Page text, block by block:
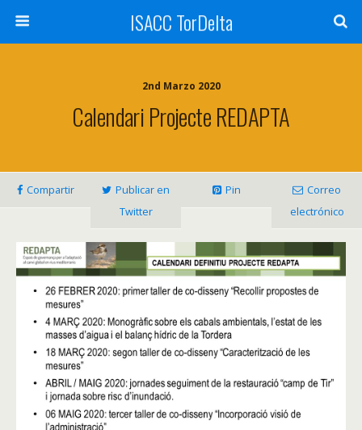
ISACC TorDelta
2nd Marzo 2020
Calendari Projecte REDAPTA
Compartir
Publicar en
Twitter
Pin
Correo
electrónico